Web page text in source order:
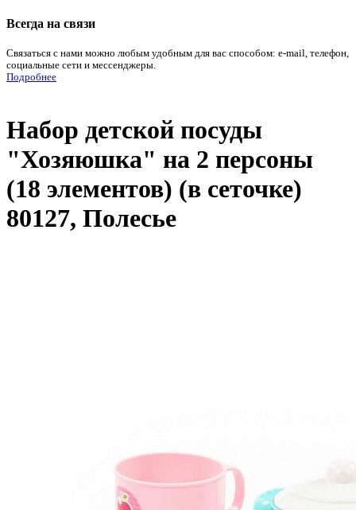
Всегда на связи
Связаться с нами можно любым удобным для вас способом: e-mail, телефон,
социальные сети и мессенджеры.
Подробнее
Набор детской посуды
"Хозяюшка" на 2 персоны
(18 элементов) (в сеточке)
80127, Полесье